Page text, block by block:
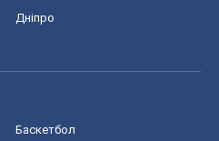
Дніпро
Баскетбол